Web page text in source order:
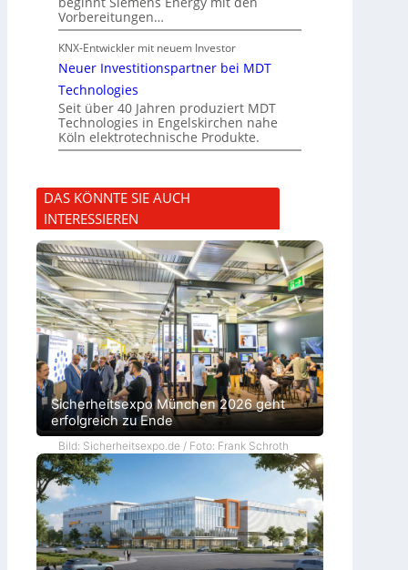
Vorbereitungen…
KNX-Entwickler mit neuem Investor
Neuer Investitionspartner bei MDT
Technologies
Seit über 40 Jahren produziert MDT
Technologies in Engelskirchen nahe
Köln elektrotechnische Produkte.
DAS KÖNNTE SIE AUCH
INTERESSIEREN
Sicherheitsexpo München 2026 geht
erfolgreich zu Ende
Bild: Sicherheitsexpo.de / Foto: Frank Schroth